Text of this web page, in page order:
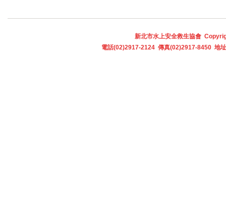
新北市水上安全救生協會
電話(02)2917-2124 傳真(02)2917-8450 地